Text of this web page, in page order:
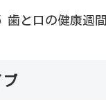
歯と口の健康週間
ブ